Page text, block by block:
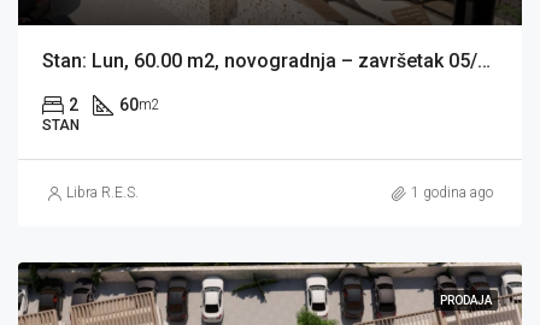
Stan: Lun, 60.00 m2, novogradnja – završetak 05/2026 (prodaja)
2 60m2
STAN
Libra R.E.S. 1 godina ago
PRODAJA